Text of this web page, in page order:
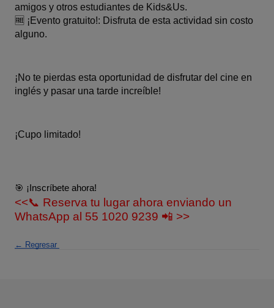
amigos y otros estudiantes de Kids&Us.
🆓 ¡Evento gratuito!: Disfruta de esta actividad sin costo
alguno.
¡No te pierdas esta oportunidad de disfrutar del cine en
inglés y pasar una tarde increíble!
¡Cupo limitado!
🎯 ¡Inscríbete ahora!
<<📞 Reserva tu lugar ahora enviando un
WhatsApp al 55 1020 9239 📲 >>
← Regresar